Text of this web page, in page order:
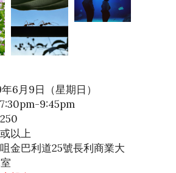
6月9日（星期日）
9:45pm
以上
金巴利道25號長利商業大